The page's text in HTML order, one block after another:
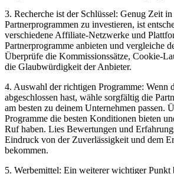
3. Recherche ist der Schlüssel: Genug Zeit
Partnerprogrammen zu investieren, ist
verschiedene Affiliate-Netzwerke und
Partnerprogramme anbieten und vergleiche
Überprüfe die Kommissionssätze, Cookie-
die Glaubwürdigkeit der Anbieter.
4. Auswahl der richtigen Programme: Wenn
abgeschlossen hast, wähle sorgfältig die
am besten zu deinem Unternehmen passen.
Programme die besten Konditionen bieten
Ruf haben. Lies Bewertungen und
Eindruck von der Zuverlässigkeit und dem
bekommen.
5. Werbemittel: Ein weiterer wichtiger Punkt